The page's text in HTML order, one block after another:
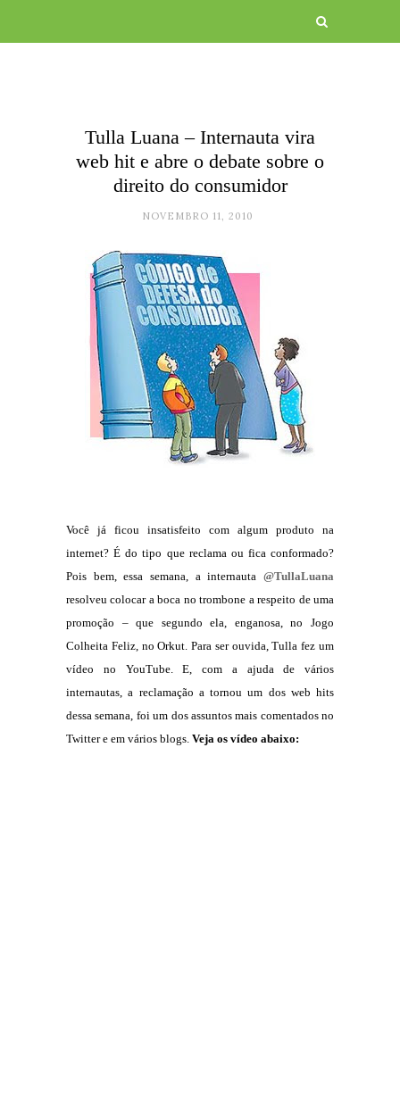
Tulla Luana – Internauta vira
web hit e abre o debate sobre o
direito do consumidor
NOVEMBRO 11, 2010
Você já ficou insatisfeito com algum produto na
internet? É do tipo que reclama ou fica conformado?
Pois bem, essa semana, a internauta @TullaLuana
resolveu colocar a boca no trombone a respeito de uma
promoção – que segundo ela, enganosa, no Jogo
Colheita Feliz, no Orkut. Para ser ouvida, Tulla fez um
vídeo no YouTube. E, com a ajuda de vários
internautas, a reclamação a tornou um dos web hits
dessa semana, foi um dos assuntos mais comentados no
Twitter e em vários blogs. Veja os vídeo abaixo: